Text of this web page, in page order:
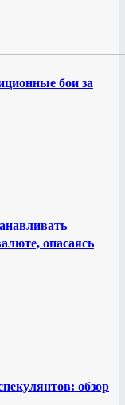
бои за
опасаясь
обзор